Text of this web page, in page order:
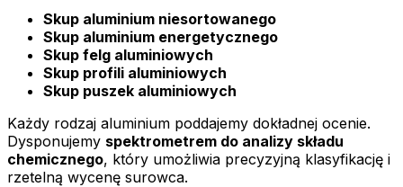
Skup aluminium niesortowanego
Skup aluminium energetycznego
Skup felg aluminiowych
Skup profili aluminiowych
Skup puszek aluminiowych
Każdy rodzaj aluminium poddajemy dokładnej ocenie.
Dysponujemy spektrometrem do analizy składu
chemicznego, który umożliwia precyzyjną klasyfikację i
rzetelną wycenę surowca.